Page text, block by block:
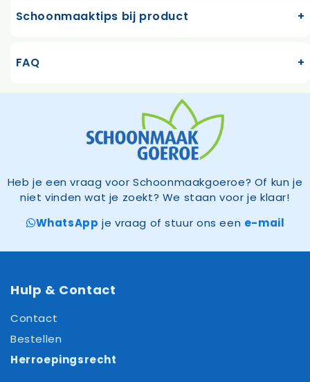
Schoonmaaktips bij product
FAQ
Heb je een vraag voor Schoonmaakgoeroe? Of kun je
niet vinden wat je zoekt? We staan voor je klaar!
WhatsApp je vraag of stuur ons een e-mail
Hulp & Contact
Contact
Bestellen
Herroepingsrecht